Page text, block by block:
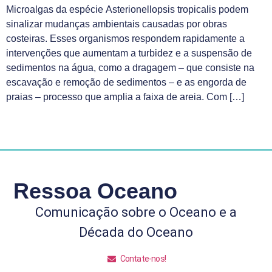
Microalgas da espécie Asterionellopsis tropicalis podem
sinalizar mudanças ambientais causadas por obras
costeiras. Esses organismos respondem rapidamente a
intervenções que aumentam a turbidez e a suspensão de
sedimentos na água, como a dragagem – que consiste na
escavação e remoção de sedimentos – e as engorda de
praias – processo que amplia a faixa de areia. Com […]
Ressoa Oceano
Comunicação sobre o Oceano e a
Década do Oceano
Contate-nos!